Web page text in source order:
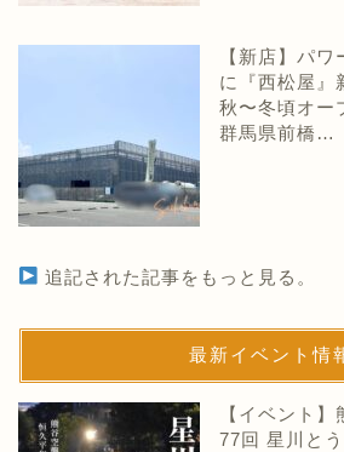
【新店】パ
に『西松屋』
秋〜冬頃オー
群馬県前橋…
追記された記事をもっと見る。
最新イベント情
【イベント
77回 星川と